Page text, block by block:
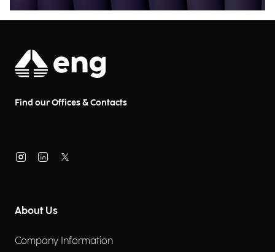
Find our Offices & Contacts
About Us
Company Information